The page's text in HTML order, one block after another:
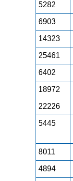
5282
6903
14323
25461
6402
18972
22226
5445
8011
4894